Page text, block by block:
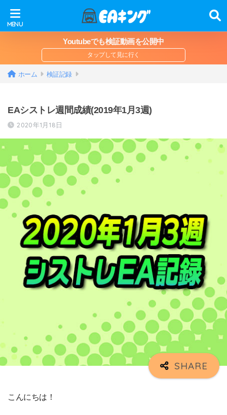
Youtubeでも検証動画を公開中
ホーム 検証記録
EAシストレ週間成績(2019年1月3週)
2020年1月18日
こんにちは！